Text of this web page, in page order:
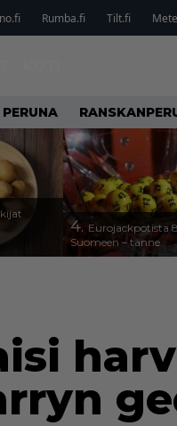
Rumba.fi Tilt.fi
PERUNA
4. Eurojackpotista
Suomeen – tänne